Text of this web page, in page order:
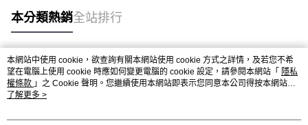
本分類熱銷全站排行
熱門標籤
本網站中使用 cookie，欲查詢有關本網站使用 cookie 方式之詳情，及若您不希
望在電腦上使用 cookie 時應如何變更電腦的 cookie 設定，請參閱本網站「 隱私
權條款 」之 Cookie 聲明。您繼續使用本網站即表示您同意本公司得按本網站使
用條款之 Cookie 聲明使用 cookie。
了解更多 >